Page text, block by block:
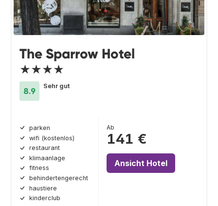
The Sparrow Hotel
★★★★
8.9
Sehr gut
parken
wifi (kostenlos)
restaurant
klimaanlage
fitness
behindertengerecht
haustiere
kinderclub
Ab
141 €
Ansicht Hotel